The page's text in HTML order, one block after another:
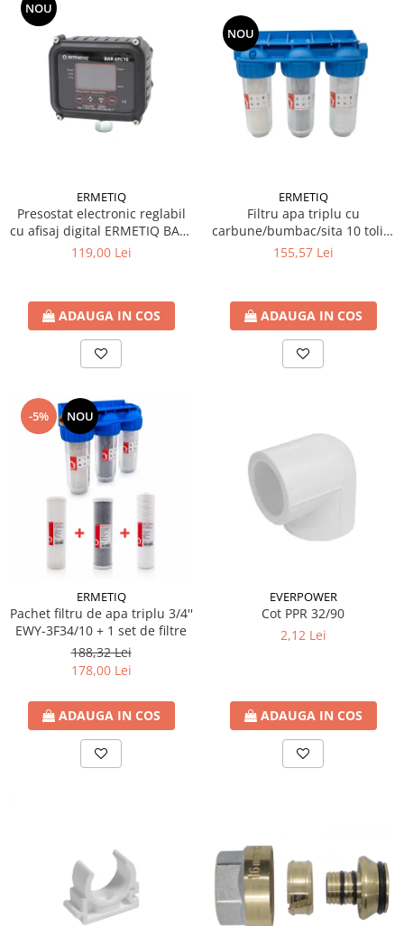
NOU
ERMETIQ
Presostat electronic reglabil
cu afisaj digital ERMETIQ BAR-
EPC10
119,00 Lei
ADAUGA IN COS
NOU
ERMETIQ
Filtru apa triplu cu
carbune/bumbac/sita 10 toli *
3/4'' ERMETIQ
155,57 Lei
ADAUGA IN COS
-5% NOU
ERMETIQ
Pachet filtru de apa triplu 3/4''
EWY-3F34/10 + 1 set de filtre
188,32 Lei
178,00 Lei
ADAUGA IN COS
EVERPOWER
Cot PPR 32/90
2,12 Lei
ADAUGA IN COS